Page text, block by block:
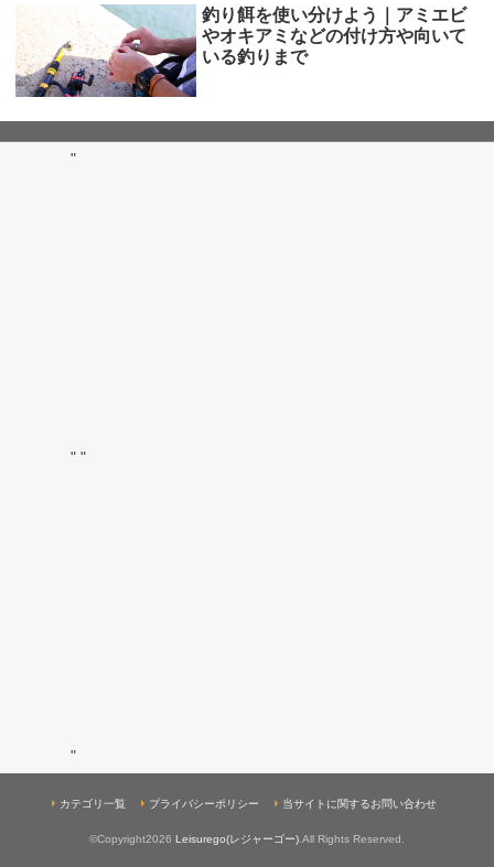
釣り餌を使い分けよう｜アミエビ
やオキアミなどの付け方や向いて
いる釣りまで
"
" "
"
カテゴリ一覧 プライバシーポリシー 当サイトに関するお問い合わせ
©Copyright2026 Leisurego(レジャーゴー) .All Rights Reserved.